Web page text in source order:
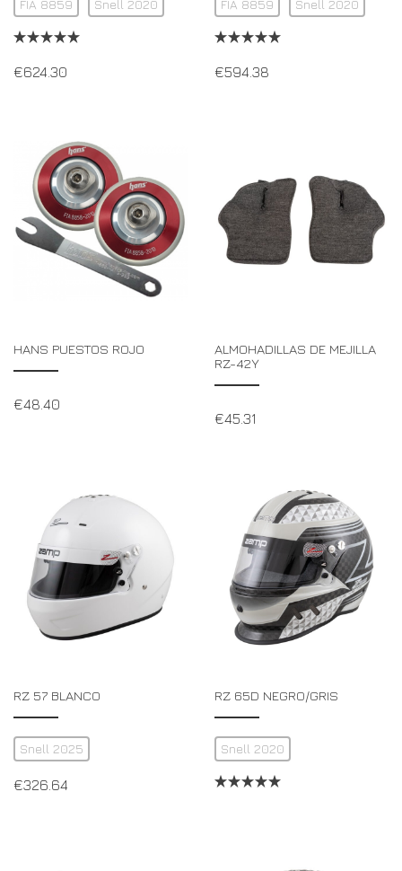
FIA 8859 Snell 2020
€624.30
FIA 8859 Snell 2020
€594.38
HANS PUESTOS ROJO
€48.40
ALMOHADILLAS DE MEJILLA
RZ-42Y
€45.31
RZ 57 BLANCO
Snell 2025
€326.64
RZ 65D NEGRO/GRIS
Snell 2020